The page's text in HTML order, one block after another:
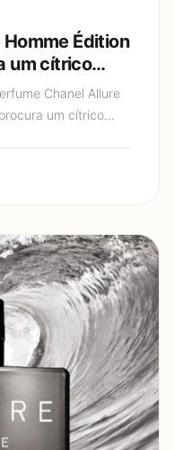
Édition
um cítrico
+ baunilha)
gente rica”?
Chanel Allure
um cítrico